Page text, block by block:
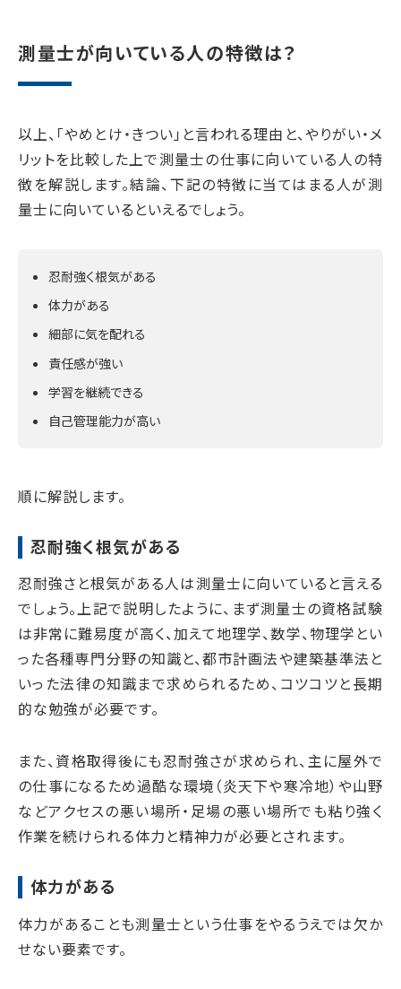
測量士が向いている人の特徴は？
以上、「やめとけ・きつい」と言われる理由と、やりがい・メ
リットを比較した上で測量士の仕事に向いている人の特
徴を解説します。結論、下記の特徴に当てはまる人が測
量士に向いているといえるでしょう。
忍耐強く根気がある
体力がある
細部に気を配れる
責任感が強い
学習を継続できる
自己管理能力が高い
順に解説します。
忍耐強く根気がある
忍耐強さと根気がある人は測量士に向いていると言える
でしょう。上記で説明したように、まず測量士の資格試験
は非常に難易度が高く、加えて地理学、数学、物理学とい
った各種専門分野の知識と、都市計画法や建築基準法と
いった法律の知識まで求められるため、コツコツと長期
的な勉強が必要です。
また、資格取得後にも忍耐強さが求められ、主に屋外で
の仕事になるため過酷な環境（炎天下や寒冷地）や山野
などアクセスの悪い場所・足場の悪い場所でも粘り強く
作業を続けられる体力と精神力が必要とされます。
体力がある
体力があることも測量士という仕事をやるうえでは欠か
せない要素です。